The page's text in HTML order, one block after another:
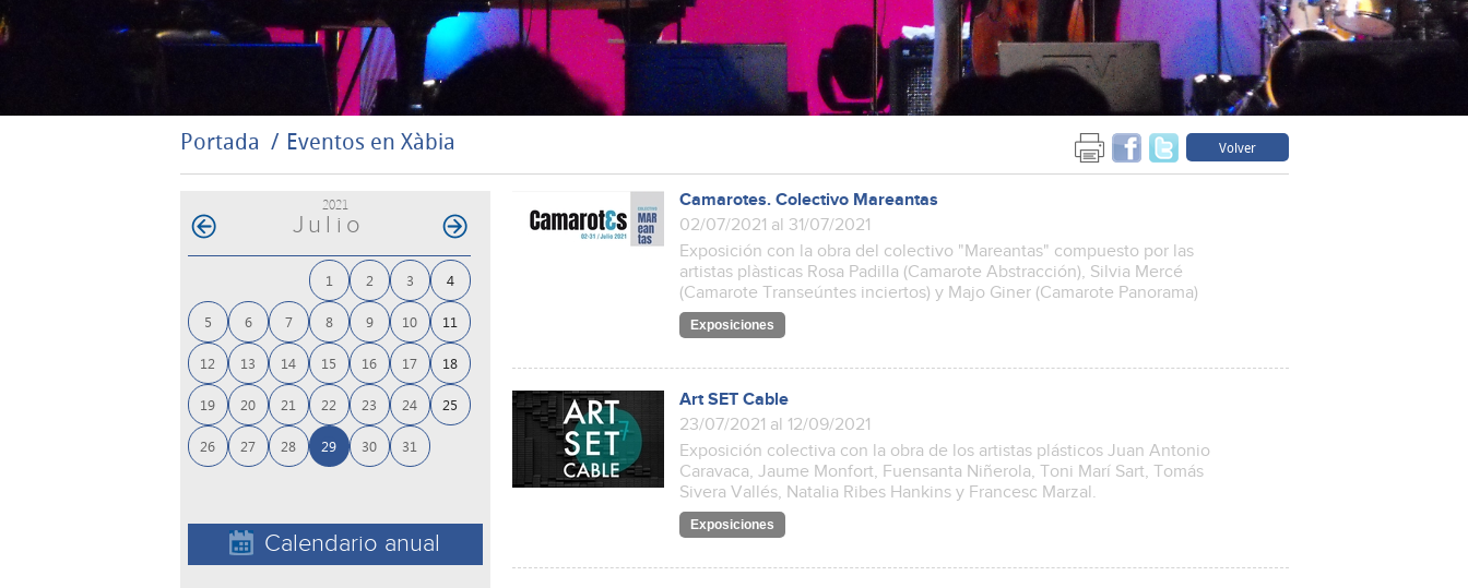
Portada Eventos en Xàbia Volver
2021
Julio
1 2 3 4
5 6 7 8 9 10 11
12 13 14 15 16 17 18
19 20 21 22 23 24 25
26 27 28 29 30 31
Calendario anual
Camarotes. Colectivo Mareantas
02/07/2021 al 31/07/2021
Exposición con la obra del colectivo "Mareantas" compuesto por las
artistas plàsticas Rosa Padilla (Camarote Abstracción), Silvia Mercé
(Camarote Transeúntes inciertos) y Majo Giner (Camarote Panorama)
Exposiciones
Art SET Cable
23/07/2021 al 12/09/2021
Exposición colectiva con la obra de los artistas plásticos Juan Antonio
Caravaca, Jaume Monfort, Fuensanta Niñerola, Toni Marí Sart, Tomás
Sivera Vallés, Natalia Ribes Hankins y Francesc Marzal.
Exposiciones